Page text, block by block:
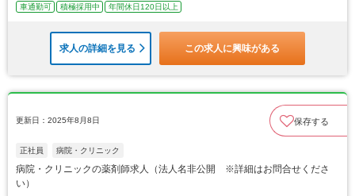
車通勤可
積極採用中 年間休日120日以上
求人の詳細を見る この求人に興味がある
更新日：2025年8月8日 保存する
正社員 病院・クリニック
病院・クリニックの薬剤師求人（法人名非公開 ※詳細はお問合せくださ
い）